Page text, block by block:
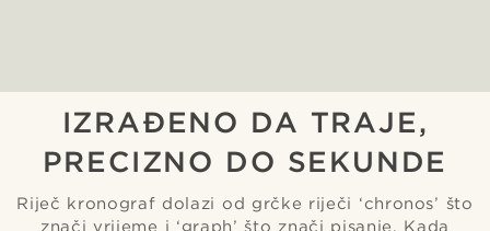
IZRAĐENO DA TRAJE,
PRECIZNO DO SEKUNDE
Riječ kronograf dolazi od grčke riječi ‘chronos’ što
znači vrijeme i ‘graph’ što znači pisanje. Kada